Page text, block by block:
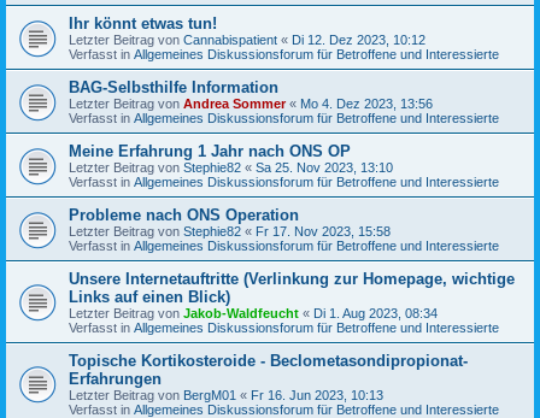
Ihr könnt etwas tun!
Letzter Beitrag von Cannabispatient « Di 12. Dez 2023, 10:12
Verfasst in Allgemeines Diskussionsforum für Betroffene und Interessierte
BAG-Selbsthilfe Information
Letzter Beitrag von Andrea Sommer« Mo 4. Dez 2023, 13:56
Verfasst in Allgemeines Diskussionsforum für Betroffene und Interessierte
Meine Erfahrung 1 Jahr nach ONS OP
Letzter Beitrag von Stephie82 « Sa 25. Nov 2023, 13:10
Verfasst in Allgemeines Diskussionsforum für Betroffene und Interessierte
Probleme nach ONS Operation
Letzter Beitrag von Stephie82 « Fr 17. Nov 2023, 15:58
Verfasst in Allgemeines Diskussionsforum für Betroffene und Interessierte
Unsere Internetauftritte (Verlinkung zur Homepage, wichtige
Links auf einen Blick)
Letzter Beitrag von Jakob-Waldfeucht « Di 1. Aug 2023, 08:34
Verfasst in Allgemeines Diskussionsforum für Betroffene und Interessierte
Topische Kortikosteroide - Beclometasondipropionat-
Erfahrungen
Letzter Beitrag von BergM01 « Fr 16. Jun 2023, 10:13
Verfasst in Allgemeines Diskussionsforum für Betroffene und Interessierte